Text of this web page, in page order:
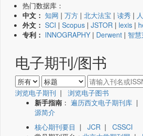
热门数据库：
中文： 知网 | 万方 | 北大法宝 | 读秀 |
外文： SCI | Scopus | JSTOR | lexis |
专利： INNOGRAPHY | Derwent | 智
电子期刊/图书
浏览电子期刊 | 浏览电子图书
新手指南 ： 遍历西文电子期刊库 |
源简介
核心期刊要目 | JCR | CSSCI